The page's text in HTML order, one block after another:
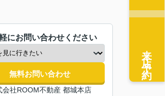
にお問い合わせください
無料お問い合わせ
会社ROOM不動産 都城本店
来店予約